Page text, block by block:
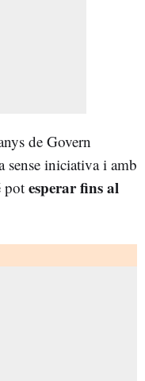
de Govern
sense iniciativa i amb
pot esperar fins al